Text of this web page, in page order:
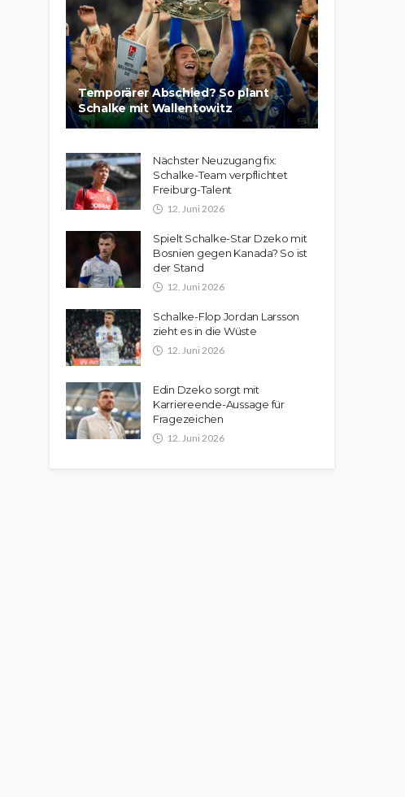
Temporärer Abschied? So plant
Schalke mit Wallentowitz
Nächster Neuzugang fix:
Schalke-Team verpflichtet
Freiburg-Talent
12. Juni 2026
Spielt Schalke-Star Dzeko mit
Bosnien gegen Kanada? So ist
der Stand
12. Juni 2026
Schalke-Flop Jordan Larsson
zieht es in die Wüste
12. Juni 2026
Edin Dzeko sorgt mit
Karriereende-Aussage für
Fragezeichen
12. Juni 2026